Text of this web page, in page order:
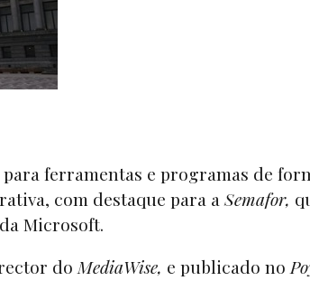
ferramentas e programas de
com destaque para a Semafor,
Microsoft.
doMediaWise, e publicado no